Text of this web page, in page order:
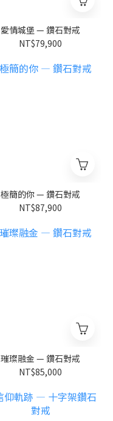
愛情城堡 — 鑽石對戒
NT$79,900
極簡的你 — 鑽石對戒
NT$87,900
璀璨融金 — 鑽石對戒
NT$85,000